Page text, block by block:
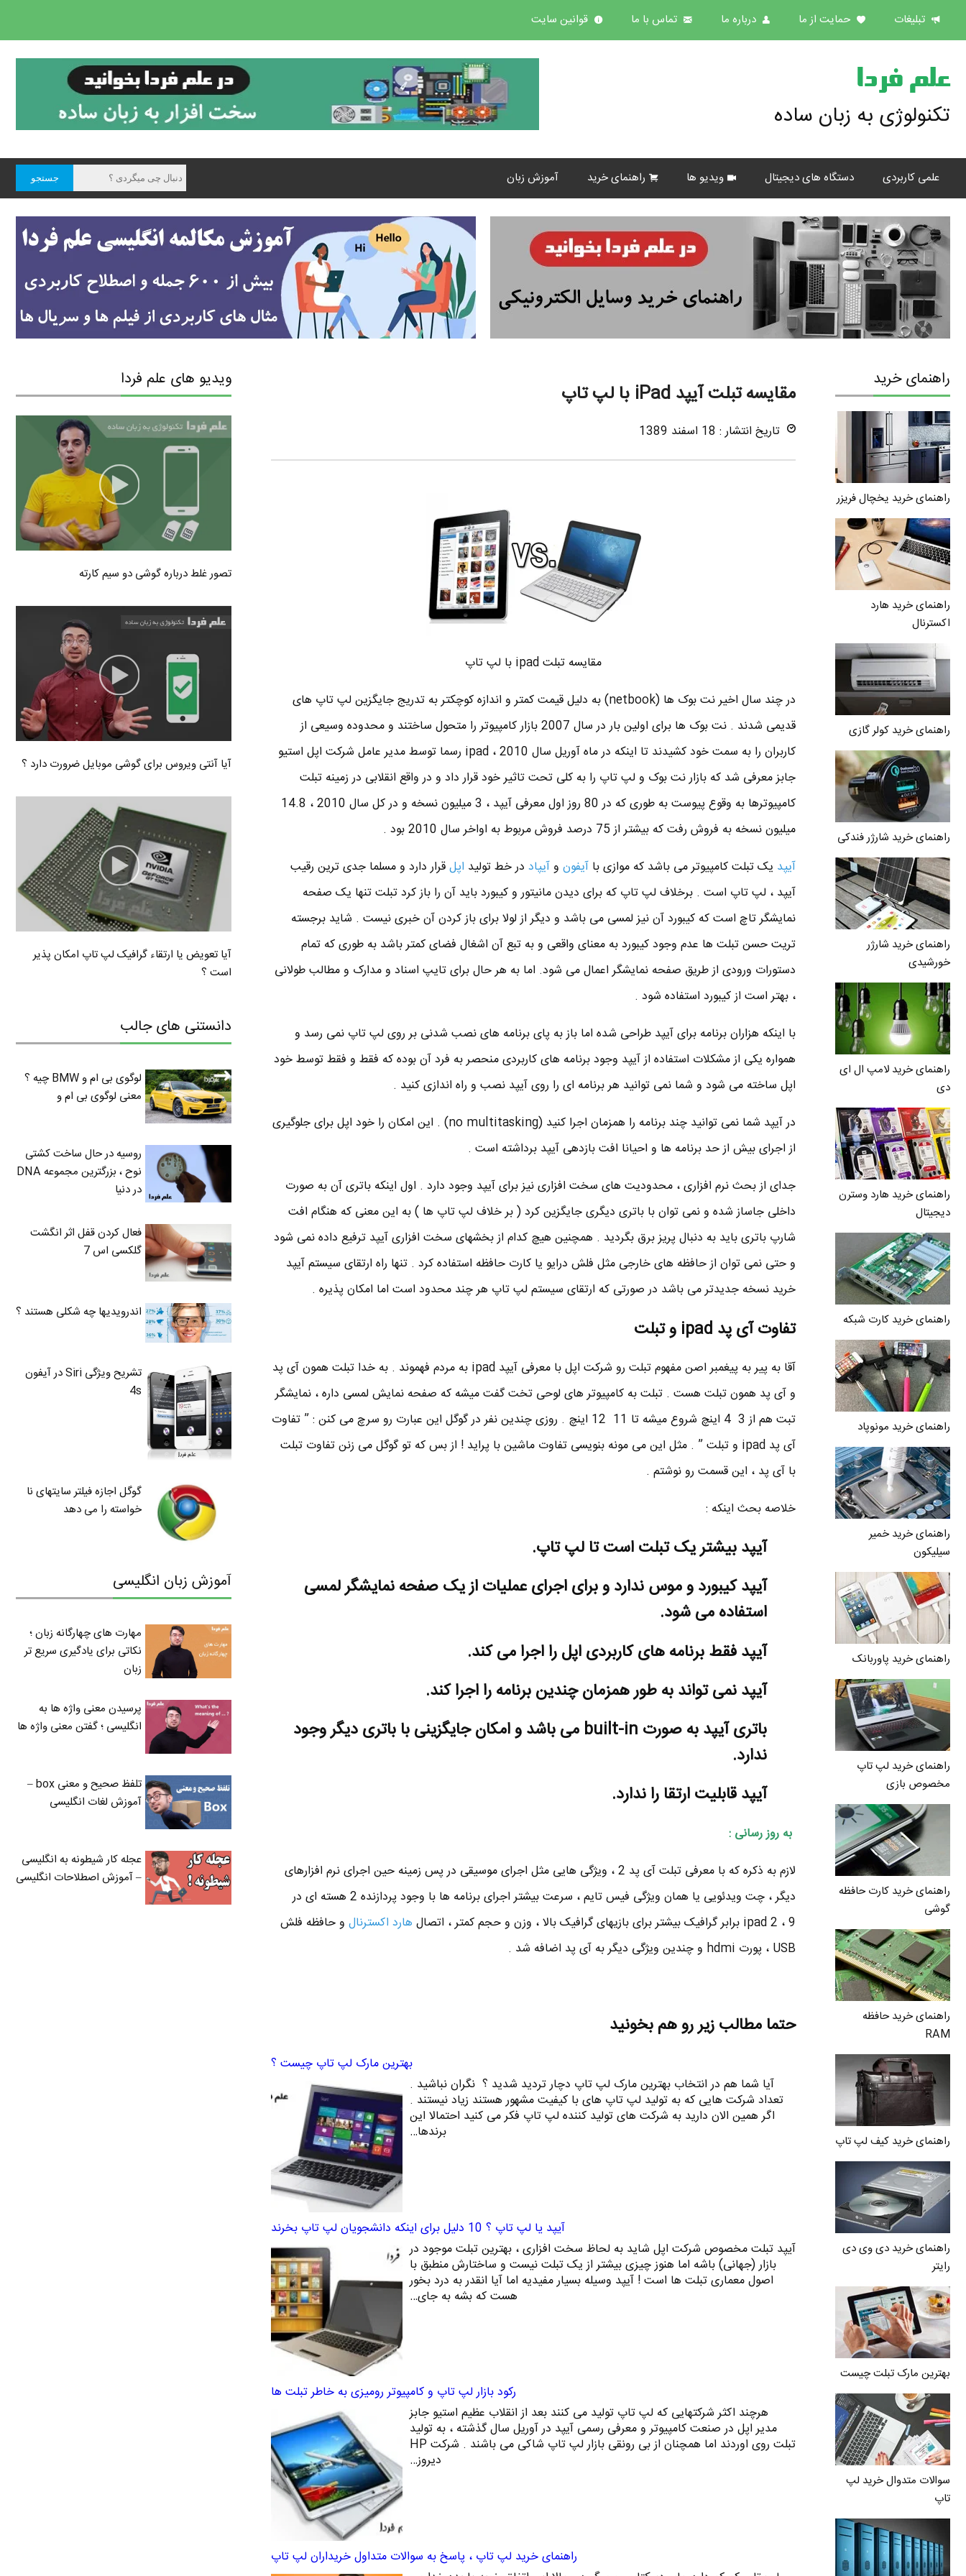
تبلیغات حمایت از ما درباره ما تماس با ما قوانین سایت
علم فردا
تکنولوژی به زبان ساده
علمی کاربردی دستگاه های دیجیتال ویدیو ها راهنمای خرید آموزش زبان
راهنمای خرید
راهنمای خرید یخچال فریزر
راهنمای خرید هارد
اکسترنال
راهنمای خرید کولر گازی
راهنمای خرید شارژر فندکی
راهنمای خرید شارژر
خورشیدی
راهنمای خرید لامپ ال ای
دی
راهنمای خرید هارد وسترن
دیجیتال
راهنمای خرید کارت شبکه
راهنمای خرید مونوپاد
راهنمای خرید خمیر
سیلیکون
راهنمای خرید پاوربانک
راهنمای خرید لپ تاپ
مخصوص بازی
راهنمای خرید کارت حافظه
گوشی
راهنمای خرید حافظه
RAM
راهنمای خرید کیف لپ تاپ
راهنمای خرید دی وی دی
رایتر
بهترین مارک تبلت چیست
سوالات متدوال خرید لپ
تاپ
مقایسه تبلت آیپد iPad با لپ تاپ
تاریخ انتشار : 18 اسفند 1389
مقایسه تبلت ipad با لپ تاپ
در چند سال اخیر نت بوک ها (netbook) به دلیل قیمت کمتر و اندازه کوچکتر به تدریج جایگزین لپ تاپ های
قدیمی شدند . نت بوک ها برای اولین بار در سال 2007 بازار کامپیوتر را متحول ساختند و محدوده وسیعی از
کاربران را به سمت خود کشیدند تا اینکه در ماه آوریل سال 2010 ، ipad رسما توسط مدیر عامل شرکت اپل استیو
جابز معرفی شد که بازار نت بوک و لپ تاپ را به کلی تحت تاثیر خود قرار داد و در واقع انقلابی در زمینه تبلت
کامپیوترها به وقوع پیوست به طوری که در 80 روز اول معرفی آیپد ، 3 میلیون نسخه و در کل سال 2010 ، 14.8
میلیون نسخه به فروش رفت که بیشتر از 75 درصد فروش مربوط به اواخر سال 2010 بود .
آیپد یک تبلت کامپیوتر می باشد که موازی با آیفون وآیپاد در خط تولید اپلقرار دارد و مسلما جدی ترین رقیب
آیپد ، لپ تاپ است . برخلاف لپ تاپ که برای دیدن مانیتور و کیبورد باید آن را باز کرد تبلت تنها یک صفحه
نمایشگر تاچ است که کیبورد آن نیز لمسی می باشد و دیگر از لولا برای باز کردن آن خبری نیست . شاید برجسته
تریت حسن تبلت ها عدم وجود کیبورد به معنای واقعی و به تبع آن اشغال فضای کمتر باشد به طوری که تمام
دستورات ورودی از طریق صفحه نمایشگر اعمال می شود. اما به هر حال برای تایپ اسناد و مدارک و مطالب طولانی
، بهتر است از کیبورد استفاده شود .
با اینکه هزاران برنامه برای آیپد طراحی شده اما باز به پای برنامه های نصب شدنی بر روی لپ تاپ نمی رسد و
همواره یکی از مشکلات استفاده از آیپد وجود برنامه های کاربردی منحصر به فرد آن بوده که فقط و فقط توسط خود
اپل ساخته می شود و شما نمی توانید هر برنامه ای را روی آیپد نصب و راه اندازی کنید .
در آیپد شما نمی توانید چند برنامه را همزمان اجرا کنید (no multitasking) . این امکان را خود اپل برای جلوگیری
از اجرای بیش از حد برنامه ها و احیانا افت بازدهی آیپد برداشته است .
جدای از بحث نرم افزاری ، محدودیت های سخت افزاری نیز برای آیپد وجود دارد . اول اینکه باتری آن به صورت
داخلی جاساز شده و نمی توان با باتری دیگری جایگزین کرد ( بر خلاف لپ تاپ ها ) به این معنی که هنگام افت
شارپ باتری باید به دنبال پریز برق بگردید . همچنین هیچ کدام از بخشهای سخت افزاری آیپد ترفیع داده نمی شود
و حتی نمی توان از حافظه های خارجی مثل فلش درایو یا کارت حافظه استفاده کرد . تنها راه ارتقای سیستم آیپد
خرید نسخه جدیدتر می باشد در صورتی که ارتقای سیستم لپ تاپ هر چند محدود است اما امکان پذیره .
تفاوت آی پد ipad و تبلت
آقا به پیر به پیغمبر اصن مفهوم تبلت رو شرکت اپل با معرفی آیپد ipad به مردم فهموند . به خدا تبلت همون آی پد
و آی پد همون تبلت هست . تبلت به کامپیوتر های لوحی تخت گفت میشه که صفحه نمایش لمسی داره ، نمایشگر
تبت هم از 3 4 اینچ شروع میشه تا 11 12 اینچ . روزی چندین نفر در گوگل این عبارت رو سرچ می کنن : ” تفاوت
آی پد ipad و تبلت ” . مثل این می مونه بنویسی تفاوت ماشین با پراید ! از بس که تو گوگل می زنن تفاوت تبلت
با آی پد ، این قسمت رو نوشتم .
خلاصه بحث اینکه :
آیپد بیشتر یک تبلت است تا لپ تاپ.
آیپد کیبورد و موس ندارد و برای اجرای عملیات از یک صفحه نمایشگر لمسی
استفاده می شود.
آیپد فقط برنامه های کاربردی اپل را اجرا می کند.
آیپد نمی تواند به طور همزمان چندین برنامه را اجرا کند.
باتری آیپد به صورت built-in می باشد و امکان جایگزینی با باتری دیگر وجود
ندارد.
آیپد قابلیت ارتقا را ندارد.
به روز رسانی :
لازم به ذکره که با معرفی تبلت آی پد 2 ، ویژگی هایی مثل اجرای موسیقی در پس زمینه حین اجرای نرم افزارهای
دیگر ، چت ویدئویی یا همان ویژگی فیس تایم ، سرعت بیشتر اجرای برنامه ها با وجود پردازنده 2 هسته ای در
ipad 2 ، 9 برابر گرافیک بیشتر برای بازیهای گرافیک بالا ، وزن و حجم کمتر ، اتصال
هارد اکسترنال و حافظه فلش
USB ، پورت hdmi و چندین ویژگی دیگر به آی پد اضافه شد .
حتما مطالب زیر رو هم بخونید
بهترین مارک لپ تاپ چیست ؟
آیا شما هم در انتخاب بهترین مارک لپ تاپ دچار تردید شدید ؟ نگران نباشید .
تعداد شرکت هایی که به تولید لپ تاپ های با کیفیت مشهور هستند زیاد نیستند .
اگر همین الان دارید به شرکت های تولید کننده لپ تاپ فکر می کنید احتمالا این
برندها…
آيپد يا لپ تاپ ؟ 10 دلیل برای اينكه دانشجويان لپ تاپ بخرند
آيپد تبلت مخصوص شرکت اپل شاید به لحاظ سخت افزاری ، بهترین تبلت موجود در
بازار (جهانی) باشه اما هنوز چیزی بیشتر از یک تبلت نیست و ساختارش منطبق با
اصول معماری تبلت ها است ! آیپد وسیله بسیار مفیدیه اما آیا انقدر به درد بخور
هست که بشه به جای…
رکود بازار لپ تاپ و کامپیوتر رومیزی به خاطر تبلت ها
هرچند اکثر شرکتهایی که لپ تاپ تولید می کنند بعد از انقلاب عظیم استیو جابز
مدیر اپل در صنعت کامپیوتر و معرفی رسمی آیپد در آوریل سال گذشته ، به تولید
تبلت روی اوردند اما همچنان از بی رونقی بازار لپ تاپ شاکی می باشند . شرکت HP
دیروز…
راهنمای خرید لپ تاپ ، پاسخ به سوالات متداول خریداران لپ تاپ
ویدیو های علم فردا
تصور غلط درباره گوشی دو سیم کارته
آیا آنتی ویروس برای گوشی موبایل ضرورت دارد ؟
آیا تعویض یا ارتقاء گرافیک لپ تاپ امکان پذیر
است ؟
دانستنی های جالب
لوگوی بی ام و BMW چیه ؟
معنی لوگوی بی ام و
روسیه در حال ساخت کشتی
نوح ، بزرگترین مجموعه DNA
در دنیا
فعال کردن قفل اثر انگشت
گلکسی اس 7
اندرویدیها چه شکلی هستند ؟
تشریح ویژگی Siri در آیفون
4s
گوگل اجازه فیلتر سایتهای نا
خواسته را می دهد
آموزش زبان انگلیسی
مهارت های چهارگانه زبان ؛
نکاتی برای یادگیری سریع تر
زبان
پرسیدن معنی واژه ها به
انگلیسی ؛ گفتن معنی واژه ها
تلفظ صحیح و معنی box –
آموزش لغات انگلیسی
عجله کار شیطونه به انگلیسی
– آموزش اصطلاحات انگلیسی